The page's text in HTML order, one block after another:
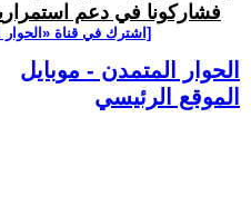
فشاركونا في دعم
[اشترك في قناة ‫«الحوار
الحوار المتمدن - موبايل
الموقع الرئيسي